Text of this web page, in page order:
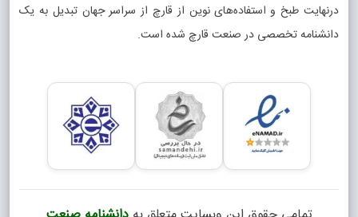
درنهایت طبخ و استفاده‌های نوین از قارچ از سراسر جهان تبدیل به یک
دانشنامه تخصصی در صنعت قارچ شده است.